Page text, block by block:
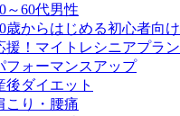
～60代男性
歳からはじめる初心者向
援！マイトレシニアプラン
フォーマンスアップ
後ダイエット
こり・腰痛